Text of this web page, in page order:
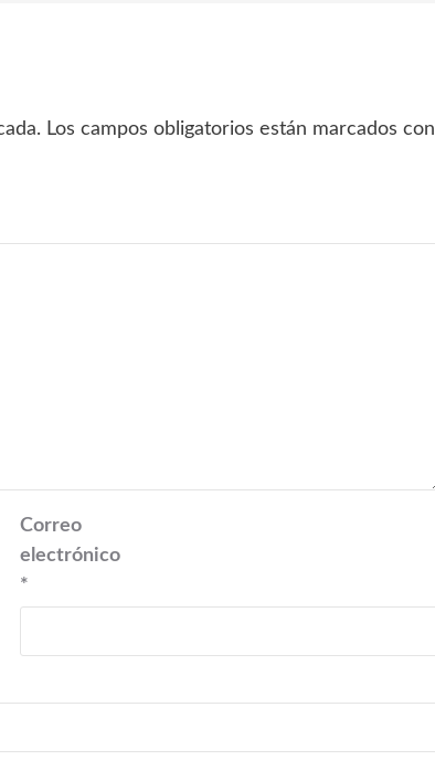
Los campos obligatorios están marcados con
Correo
electrónico
*